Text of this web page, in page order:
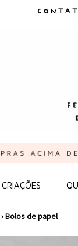
CRIAÇÕES
›Bolos de papel